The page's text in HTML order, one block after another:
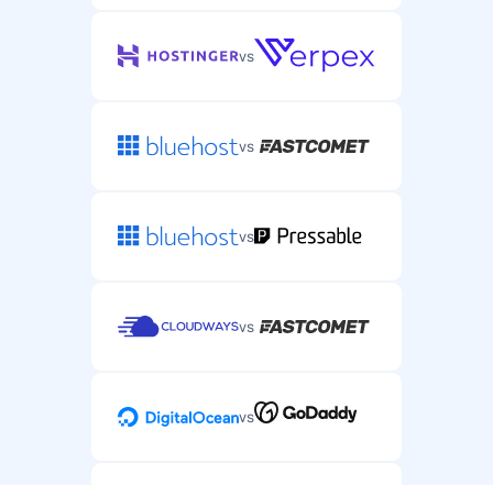
vs
vs
vs
vs
vs